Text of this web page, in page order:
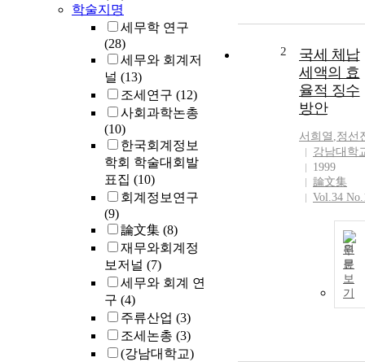
학술지명
세무학 연구
(28)
세무와 회계저
널 (13)
조세연구 (12)
사회과학논총
(10)
한국회계정보
학회 학술대회발
표집 (10)
회계정보연구
(9)
論文集 (8)
재무와회계정
보저널 (7)
세무와 회계 연
구 (4)
주류산업 (3)
조세논총 (3)
(강남대학교)
2
국세 체납
세액의 효
율적 징수
방안
서희열 ,정선
강남대학
1999
論文集
Vol.34
원
문
보
기